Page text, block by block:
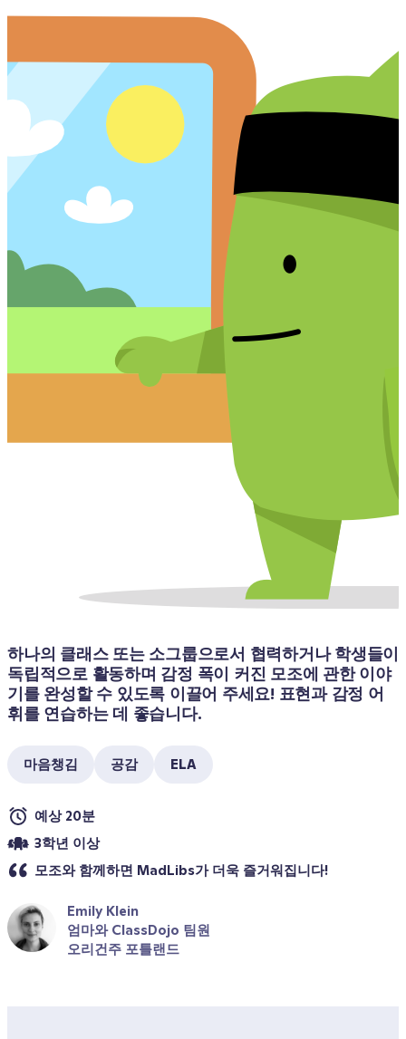
하나의 클래스 또는 소그룹으로서 협력하거나 학생들이
독립적으로 활동하며 감정 폭이 커진 모조에 관한 이야
기를 완성할 수 있도록 이끌어 주세요! 표현과 감정 어
휘를 연습하는 데 좋습니다.
마음챙김 공감 ELA
예상 20분
3학년 이상
모조와 함께하면 MadLibs가 더욱 즐거워집니다!
Emily Klein
엄마와 ClassDojo 팀원
오리건주 포틀랜드